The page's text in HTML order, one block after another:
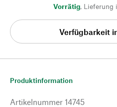
Vorrätig, Lieferung
Verfügbarkeit
Produktinformation
Artikelnummer 14745